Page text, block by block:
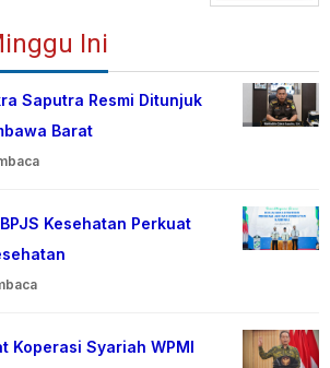
Ini
Saputra Resmi Ditunjuk
Barat
Kesehatan Perkuat
Koperasi Syariah WPMI